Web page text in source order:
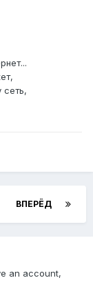
ВПЕРЁД
an account,